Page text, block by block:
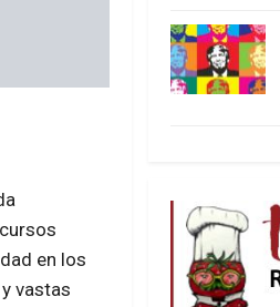
en los
vastas